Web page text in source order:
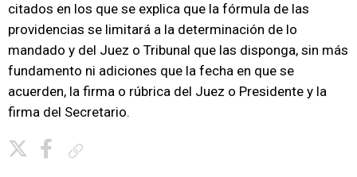
citados en los que se explica que la fórmula de las
providencias se limitará a la determinación de lo
mandado y del Juez o Tribunal que las disponga, sin más
fundamento ni adiciones que la fecha en que se
acuerden, la firma o rúbrica del Juez o Presidente y la
firma del Secretario.